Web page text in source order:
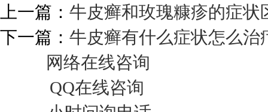
上一篇： 牛皮癣和玫瑰糠疹的症状
下一篇： 牛皮癣有什么症状怎么治
网络在线咨询
QQ在线咨询